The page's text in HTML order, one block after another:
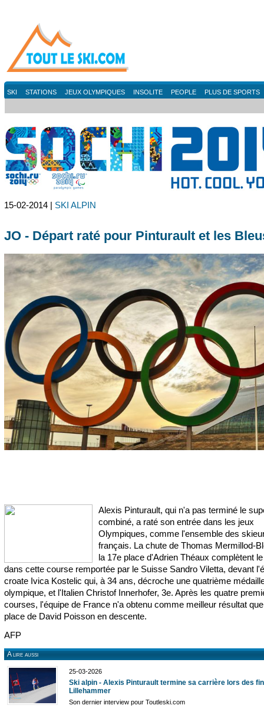
SKI STATIONS JEUX OLYMPIQUES INSOLITE PEOPLE PLUS DE SPORTS
15-02-2014 | SKI ALPIN
JO - Départ raté pour Pinturault et les
Alexis Pinturault, qui n'a pas terminé le
combiné, a raté son entrée dans les jeux
Olympiques, comme l'ensemble des
français. La chute de Thomas Mermillod-
la 17e place d'Adrien Théaux complètent
dans cette course remportée par le Suisse Sandro Viletta, devant
croate Ivica Kostelic qui, à 34 ans, décroche une quatrième
olympique, et l'Italien Christof Innerhofer, 3e. Après les quatre
courses, l'équipe de France n'a obtenu comme meilleur résultat
place de David Poisson en descente.
AFP
A lire aussi
25-03-2026
Ski alpin - Alexis Pinturault termine sa carrière lors des
Lillehammer
Son dernier interview pour Toutleski.com